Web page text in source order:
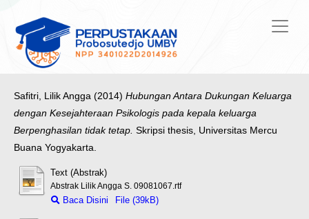
Safitri, Lilik Angga (2014) Hubungan Antara Dukungan Keluarga
dengan Kesejahteraan Psikologis pada kepala keluarga
Berpenghasilan tidak tetap. Skripsi thesis, Universitas Mercu
Buana Yogyakarta.
Text (Abstrak)
Abstrak Lilik Angga S. 09081067.rtf
Baca Disini File (39kB)